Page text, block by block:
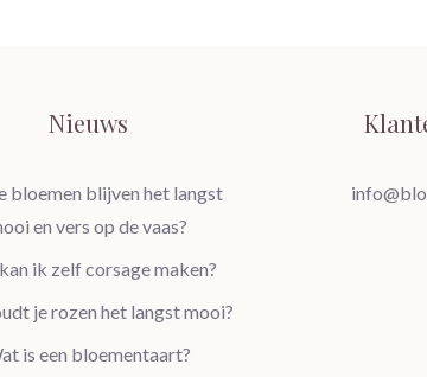
Nieuws
bloemen blijven het langst
en vers op de vaas?
ik zelf corsage maken?
je rozen het langst mooi?
is een bloementaart?